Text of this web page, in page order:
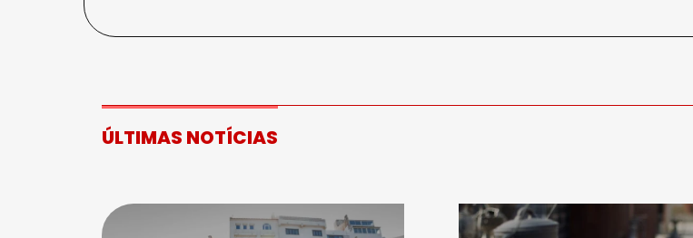
ÚLTIMAS NOTÍCIAS